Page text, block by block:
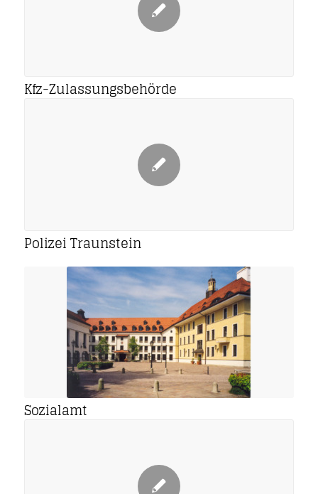
Kfz-Zulassungsbehörde
Polizei Traunstein
Sozialamt